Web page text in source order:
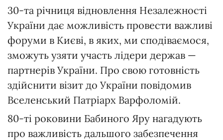
30-та річниця відновлення Незалежності
України дає можливість провести важливі
форуми в Києві, в яких, ми сподіваємося,
зможуть узяти участь лідери держав —
партнерів України. Про свою готовність
здійснити візит до України повідомив
Вселенський Патріарх Варфоломій.
80-ті роковини Бабиного Яру нагадують
про важливість дальшого забезпечення